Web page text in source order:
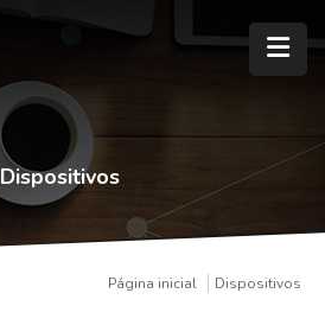
Dispositivos
Página inicial Dispositivos